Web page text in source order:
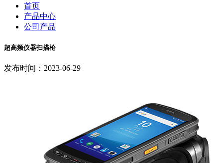
首页
产品中心
公司产品
超高频仪器扫描枪
发布时间：2023-06-29